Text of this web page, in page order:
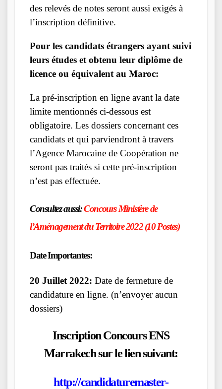
des relevés de notes seront aussi exigés à
l’inscription définitive.
Pour les candidats étrangers ayant suivi
leurs études et obtenu leur diplôme de
licence ou équivalent au Maroc:
La pré-inscription en ligne avant la date
limite mentionnés ci-dessous est
obligatoire. Les dossiers concernant ces
candidats et qui parviendront à travers
l’Agence Marocaine de Coopération ne
seront pas traités si cette pré-inscription
n’est pas effectuée.
Consultez aussi:Concours Ministère de
l’Aménagement du Territoire 2022 (10 Postes)
Date Importantes:
20 Juillet 2022: Date de fermeture de
candidature en ligne. (n’envoyer aucun
dossiers)
Inscription Concours ENS
Marrakech sur le lien suivant:
http://candidaturemaster-